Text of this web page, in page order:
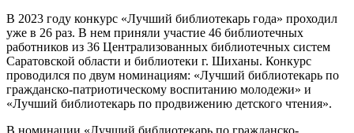
В 2023 году конкурс «Лучший библиотекарь года» проходил
уже в 26 раз. В нем приняли участие 46 библиотечных
работников из 36 Централизованных библиотечных систем
Саратовской области и библиотеки г. Шиханы. Конкурс
проводился по двум номинациям: «Лучший библиотекарь по
гражданско-патриотическому воспитанию молодежи» и
«Лучший библиотекарь по продвижению детского чтения».
В номинации «Лучший библиотекарь по гражданско-